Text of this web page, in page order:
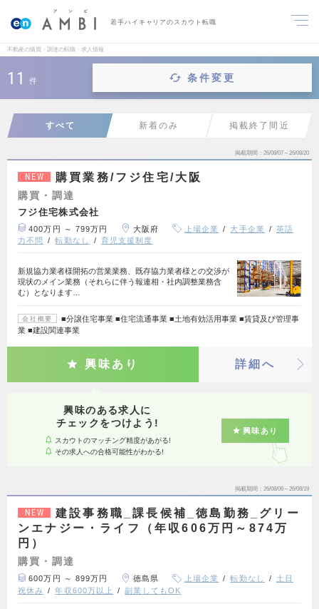
若手ハイキャリアのスカウト転職
不動産の購買・調達の転職・求人情報
11 件 条件変更
すべて 新着のみ 掲載終了間近
掲載期間 26/08/07～26/08/20
NEW 購買業務/フジ住宅/大阪
購買・調達
フジ住宅株式会社
400万円 ～ 799万円 大阪府 上場企業 大手企業
英語
力不問
転勤なし 育児支援制度
新規協力業者様開拓の営業業務、既存協力業者様との交渉が
現状のメイン業務（それらに伴う報連相・社内調整業務含
む）となります…
会社概要
■分譲住宅事業 ■住宅流通事業 ■土地有効活用事業 ■賃貸及び管理事
業 ■建設関連事業
興味あり 詳細へ
興味のある求人に
チェックをつけよう!
スカウトのマッチング精度があがる!
その求人への合格可能性がわかる!
興味あり
掲載期間 26/08/06～26/08/19
NEW
建設事務職_課長候補_徳島勤務_グリー
ンエナジー・ライフ（年収606万円～874万
円）
購買・調達
600万円 ～ 899万円 徳島県 上場企業 転勤なし
土日
祝休み
年収600万以上 副業してもOK